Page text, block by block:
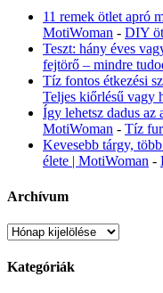
11 remek ötlet apró
MotiWoman - DIY
Teszt: hány éves
fejtörő – mindre
Tíz fontos étkezési
Teljes kiőrlésű vagy
Így lehetsz dadus az
MotiWoman - Tíz
Kevesebb tárgy,
élete | MotiWoman -
Archívum
Archívum
Kategóriák